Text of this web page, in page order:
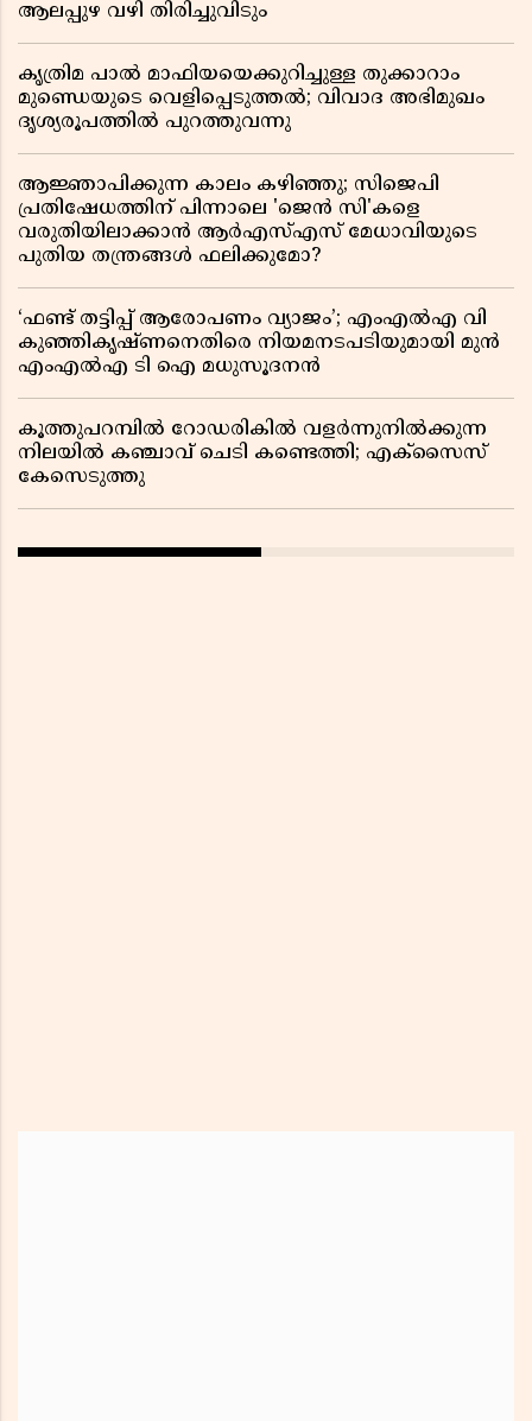
ആലപ്പുഴ വഴി തിരിച്ചുവിടും
കൃത്രിമ പാൽ മാഫിയയെക്കുറിച്ചുള്ള തുക്കാറാം
മുണ്ഡെയുടെ വെളിപ്പെടുത്തൽ; വിവാദ അഭിമുഖം
ദൃശ്യരൂപത്തിൽ പുറത്തുവന്നു
ആജ്ഞാപിക്കുന്ന കാലം കഴിഞ്ഞു; സിജെപി
പ്രതിഷേധത്തിന് പിന്നാലെ 'ജെൻ സി'കളെ
വരുതിയിലാക്കാൻ ആർഎസ്എസ് മേധാവിയുടെ
പുതിയ തന്ത്രങ്ങൾ ഫലിക്കുമോ?
‘ഫണ്ട് തട്ടിപ്പ് ആരോപണം വ്യാജം’; എംഎൽഎ വി
കുഞ്ഞികൃഷ്ണനെതിരെ നിയമനടപടിയുമായി മുൻ
എംഎൽഎ ടി ഐ മധുസൂദനൻ
കൂത്തുപറമ്പിൽ റോഡരികിൽ വളർന്നുനിൽക്കുന്ന
നിലയിൽ കഞ്ചാവ് ചെടി കണ്ടെത്തി; എക്സൈസ്
കേസെടുത്തു